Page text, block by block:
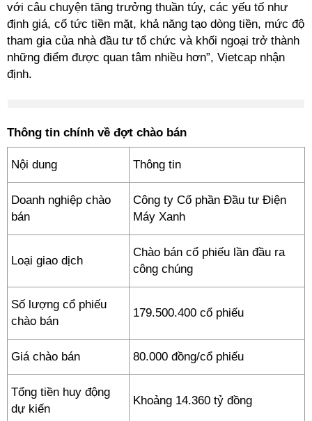
với câu chuyện tăng trưởng thuần túy, các yếu tố như
định giá, cổ tức tiền mặt, khả năng tạo dòng tiền, mức độ
tham gia của nhà đầu tư tổ chức và khối ngoại trở thành
những điểm được quan tâm nhiều hơn”, Vietcap nhận
định.
Thông tin chính về đợt chào bán
Nội dung Thông tin
Doanh nghiệp chào
bán
Công ty Cổ phần Đầu tư Điện
Máy Xanh
Loại giao dịch
Chào bán cổ phiếu lần đầu ra
công chúng
Số lượng cổ phiếu
chào bán
179.500.400 cổ phiếu
Giá chào bán 80.000 đồng/cổ phiếu
Tổng tiền huy động
dự kiến
Khoảng 14.360 tỷ đồng